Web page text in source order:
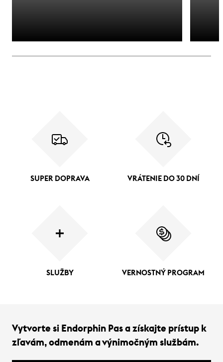
SUPER DOPRAVA VRÁTENIE DO 30 DNÍ
SLUŽBY VERNOSTNÝ PROGRAM
Vytvorte si Endorphin Pas a získajte prístup k
zľavám, odmenám a výnimočným službám.